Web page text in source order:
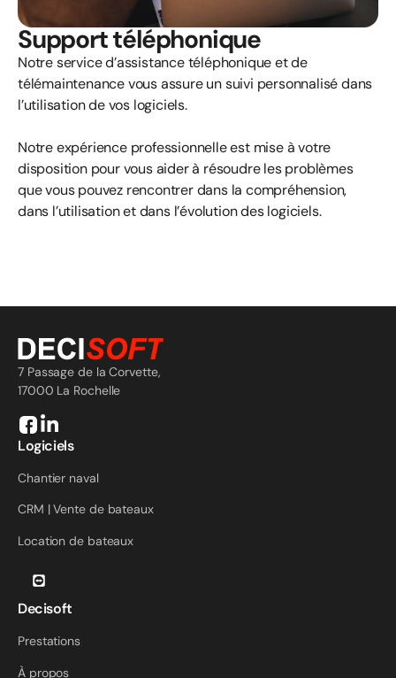
Support téléphonique
Notre service d’assistance téléphonique et de
télémaintenance vous assure un suivi personnalisé dans
l’utilisation de vos logiciels.
Notre expérience professionnelle est mise à votre
disposition pour vous aider à résoudre les problèmes
que vous pouvez rencontrer dans la compréhension,
dans l’utilisation et dans l’évolution des logiciels.
7 Passage de la Corvette,
17000 La Rochelle
Logiciels
Chantier naval
CRM | Vente de bateaux
Location de bateaux
Decisoft
Prestations
À propos